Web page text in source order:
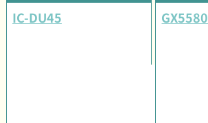
IC-DU45 GX5580